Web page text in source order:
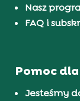
Nasz
FAQ i
Pomoc
Jesteśmy